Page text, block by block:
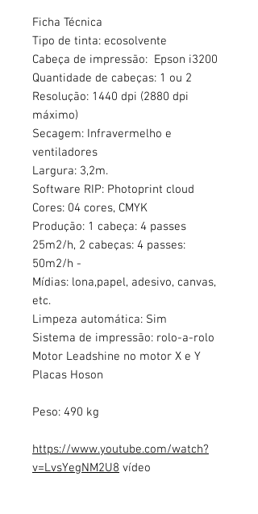
Ficha Técnica
Tipo de tinta: ecosolvente
Cabeça de impressão: Epson i3200
Quantidade de cabeças: 1 ou 2
Resolução: 1440 dpi (2880 dpi
máximo)
Secagem: Infravermelho e
ventiladores
Largura: 3,2m.
Software RIP: Photoprint cloud
Cores: 04 cores, CMYK
Produção: 1 cabeça: 4 passes
25m2/h, 2 cabeças: 4 passes:
50m2/h -
Mídias: lona,papel, adesivo, canvas,
etc.
Limpeza automática: Sim
Sistema de impressão: rolo-a-rolo
Motor Leadshine no motor X e Y
Placas Hoson
Peso: 490 kg
https://www.youtube.com/watch?
v=LvsYegNM2U8 vídeo